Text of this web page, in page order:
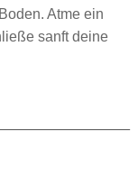
Atme ein
sanft deine